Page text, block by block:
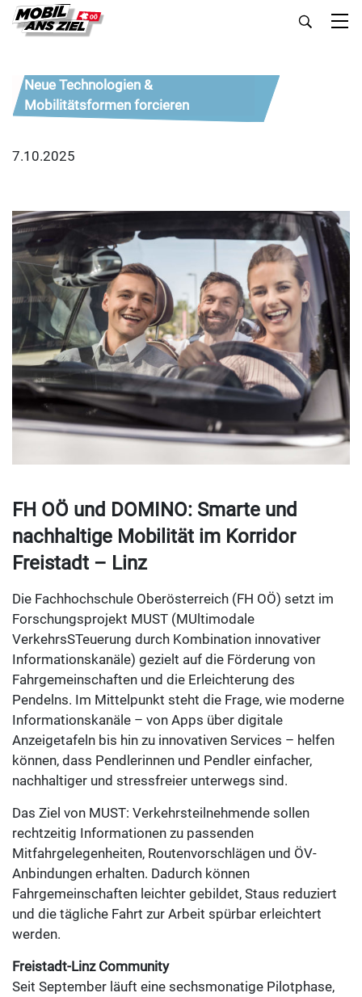
Neue Technologien &
Mobilitätsformen forcieren
7.10.2025
FH OÖ und DOMINO: Smarte und
nachhaltige Mobilität im Korridor
Freistadt – Linz
Die Fachhochschule Oberösterreich (FH OÖ) setzt im
Forschungsprojekt MUST (MUltimodale
VerkehrsSTeuerung durch Kombination innovativer
Informationskanäle) gezielt auf die Förderung von
Fahrgemeinschaften und die Erleichterung des
Pendelns. Im Mittelpunkt steht die Frage, wie moderne
Informationskanäle – von Apps über digitale
Anzeigetafeln bis hin zu innovativen Services – helfen
können, dass Pendlerinnen und Pendler einfacher,
nachhaltiger und stressfreier unterwegs sind.
Das Ziel von MUST: Verkehrsteilnehmende sollen
rechtzeitig Informationen zu passenden
Mitfahrgelegenheiten, Routenvorschlägen und ÖV-
Anbindungen erhalten. Dadurch können
Fahrgemeinschaften leichter gebildet, Staus reduziert
und die tägliche Fahrt zur Arbeit spürbar erleichtert
werden.
Freistadt-Linz Community
Seit September läuft eine sechsmonatige Pilotphase,